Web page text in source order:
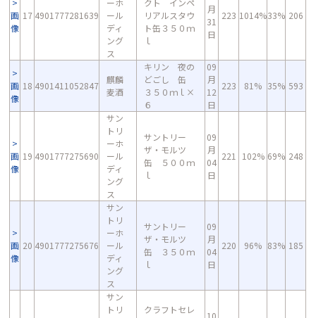
画
像
17 4901777281639
ーホ
ール
ディ
ング
ス
クト インペ
リアルスタウ
ト缶３５０ｍ
ｌ
月
31
日
223 1014%33% 206
画
像
18 4901411052847
麒麟
麦酒
キリン 夜の
どごし 缶
３５０ｍｌ×
６
09
月
12
日
223 81% 35% 593
画
像
19 4901777275690
サン
トリ
ーホ
ール
ディ
ング
ス
サントリー
ザ・モルツ
缶 ５００ｍ
ｌ
09
月
04
日
221 102% 69% 248
画
像
20 4901777275676
サン
トリ
ーホ
ール
ディ
ング
ス
サントリー
ザ・モルツ
缶 ３５０ｍ
ｌ
09
月
04
日
220 96% 83% 185
サン
トリ
クラフトセレ
10